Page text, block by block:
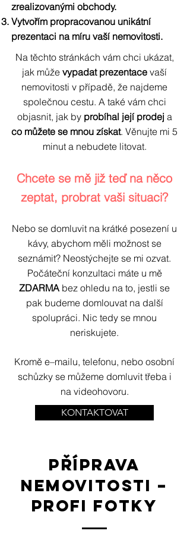
zrealizovanými obchody.
Vytvořím propracovanou unikátní
prezentaci na míru vaší nemovitosti.
Na těchto stránkách vám chci ukázat,
jak může vypadat prezentace vaší
nemovitosti v případě, že najdeme
společnou cestu. A také vám chci
objasnit, jak by probíhal její prodej a
co můžete se mnou získat. Věnujte mi 5
minut a nebudete litovat.
Chcete se mě již teď na něco
zeptat, probrat vaši situaci?
Nebo se domluvit na krátké posezení u
kávy, abychom měli možnost se
seznámit? Neostýchejte se mi ozvat.
Počáteční konzultaci máte u mě
ZDARMA bez ohledu na to, jestli se
pak budeme domlouvat na další
spolupráci. Nic tedy se mnou
neriskujete.
Kromě e–mailu, telefonu, nebo osobní
schůzky se můžeme domluvit třeba i
na videohovoru.
KONTAKTOVAT
PŘÍPRAVA
NEMOVITOSTI –
PROFI FOTKY